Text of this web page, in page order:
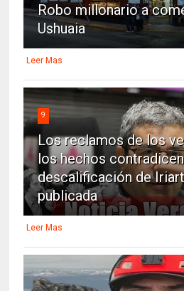
Robo millonario a
Ushuaia
Leer Mas
9
Los reclamos de los
los hechos
descalificación de
publicada
Leer Mas